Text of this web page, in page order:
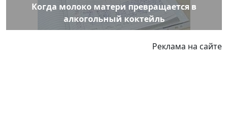
Когда молоко матери превращается в
алкогольный коктейль
Реклама на сайте